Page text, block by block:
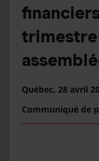
trimestre
Québec, 28 avril
Communiqué de